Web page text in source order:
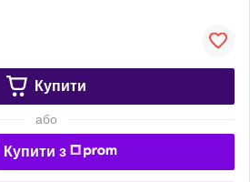
Купити
або
Купити з